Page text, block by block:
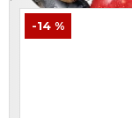
-14 %